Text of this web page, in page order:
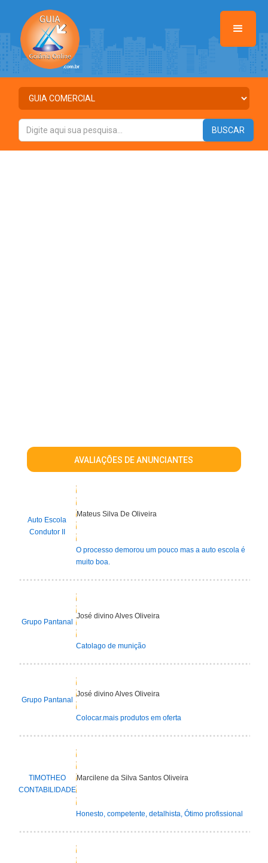
AVALIAÇÕES DE ANUNCIANTES
Auto Escola
Condutor II
Mateus Silva De Oliveira
O processo demorou um pouco mas a auto escola é
muito boa.
Grupo Pantanal
José divino Alves Oliveira
Catolago de munição
Grupo Pantanal
José divino Alves Oliveira
Colocar.mais produtos em oferta
TIMOTHEO
CONTABILIDADE
Marcilene da Silva Santos Oliveira
Honesto, competente, detalhista, Ótimo profissional